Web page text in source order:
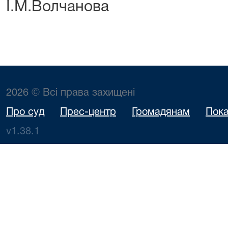
І.М.Волчанова
2026 © Всі права захищені
Про суд Прес-центр Громадянам
v1.38.1